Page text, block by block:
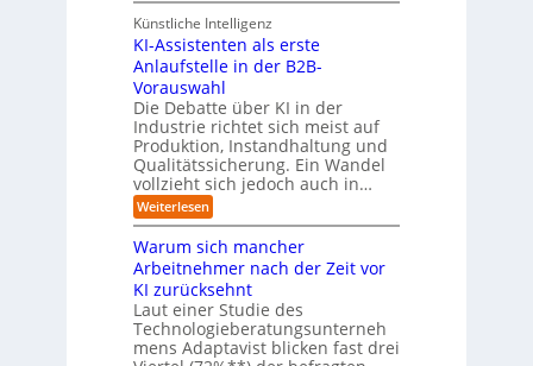
n
e
q
u
e
m
e
r
)
B
l
i
k
a
u
f
K
I
-
e
r
n
e
n
m
u
s
s
a
u
c
h
A
b
l
u
f
e
v
Künstliche Intelligenz
KI-Assistenten als erste
Anlaufstelle in der B2B-
Vorauswahl
Die Debatte über KI in der
Industrie richtet sich meist auf
Produktion, Instandhaltung und
Qualitätssicherung. Ein Wandel
vollzieht sich jedoch auch in…
Weiterlesen:
K
I
-
A
s
s
i
s
t
Warum sich mancher
Arbeitnehmer nach der Zeit vor
KI zurücksehnt
Laut einer Studie des
Technologieberatungsunterneh
mens Adaptavist blicken fast drei